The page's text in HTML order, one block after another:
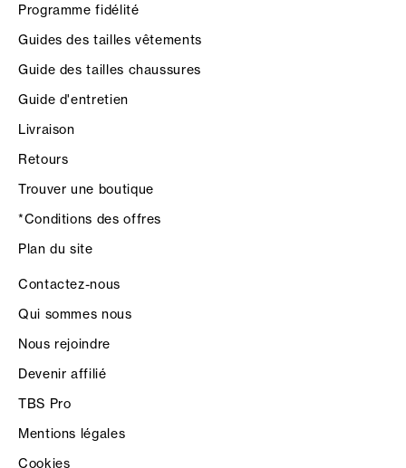
Programme fidélité
Guides des tailles vêtements
Guide des tailles chaussures
Guide d'entretien
Livraison
Retours
Trouver une boutique
*Conditions des offres
Plan du site
Contactez-nous
Qui sommes nous
Nous rejoindre
Devenir affilié
TBS Pro
Mentions légales
Cookies